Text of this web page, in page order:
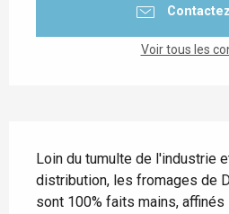
Voir tous les
Loin du tumulte de l'industrie
distribution, les fromages de
sont 100% faits mains,